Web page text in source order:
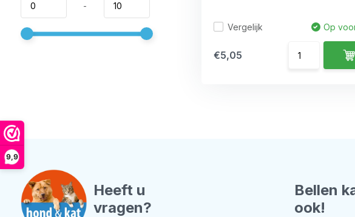
9,9
-
Vergelijk Op
€5,05
Heeft u
vragen?
Bellen
ook!